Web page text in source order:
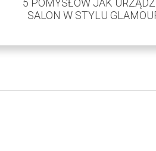
5 POMYSŁÓW JAK
SALON W STYLU